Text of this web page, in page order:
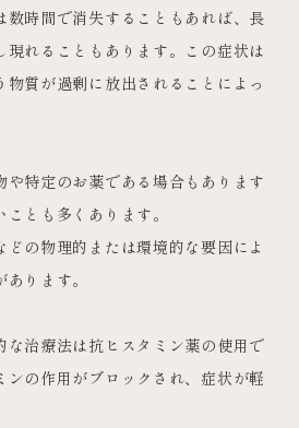
数時間で消失することもあれば、長
れることもあります。この症状は
質が過剰に放出されることによっ
や特定のお薬である場合もあります
とも多くあります。
どの物理的または環境的な要因によ
ります。
な治療法は抗ヒスタミン薬の使用で
ンの作用がブロックされ、症状が軽